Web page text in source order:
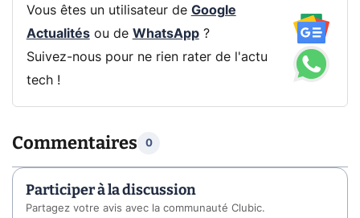
Vous êtes un utilisateur de Google
Actualitésou de WhatsApp?
Suivez-nous pour ne rien rater de l'actu
tech !
Commentaires 0
Participer à la discussion
Partagez votre avis avec la communauté Clubic.